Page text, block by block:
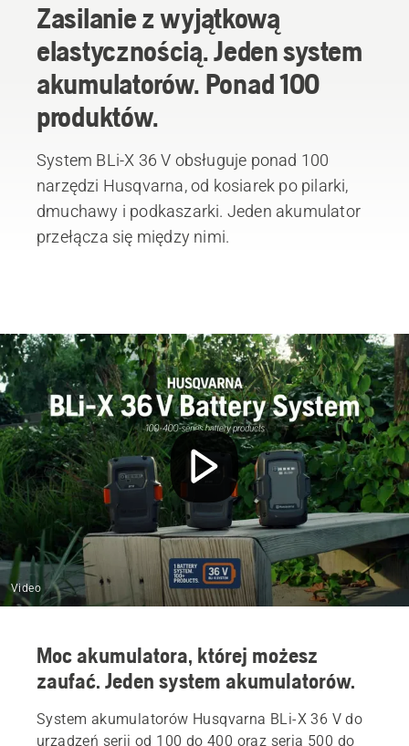
Zasilanie z wyjątkową
elastycznością. Jeden system
akumulatorów. Ponad 100
produktów.
System BLi-X 36 V obsługuje ponad 100
narzędzi Husqvarna, od kosiarek po pilarki,
dmuchawy i podkaszarki. Jeden akumulator
przełącza się między nimi.
Video
Moc akumulatora, której możesz
zaufać. Jeden system akumulatorów.
System akumulatorów Husqvarna BLi-X 36 V do
urządzeń serii od 100 do 400 oraz seria 500 do